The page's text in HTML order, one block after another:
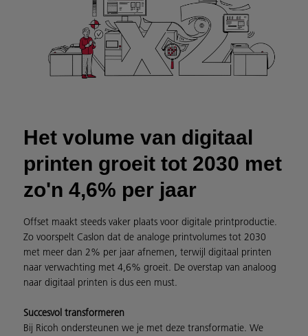
Het volume van digitaal
printen groeit tot 2030 met
zo'n 4,6% per jaar
Offset maakt steeds vaker plaats voor digitale printproductie.
Zo voorspelt Caslon dat de analoge printvolumes tot 2030
met meer dan 2% per jaar afnemen, terwijl digitaal printen
naar verwachting met 4,6% groeit. De overstap van analoog
naar digitaal printen is dus een must.
Succesvol transformeren
Bij Ricoh ondersteunen we je met deze transformatie. We